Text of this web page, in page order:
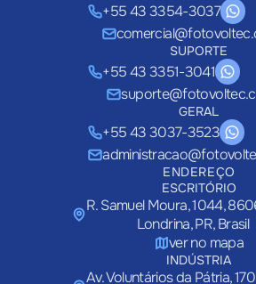
+55 43 3354-3037
SUPORTE
+55 43 3351-3041
GERAL
+55 43 3037-3523
ENDEREÇO
ESCRITÓRIO
R. Samuel Moura, 1044,
Londrina, PR, Brasil
ver no mapa
INDÚSTRIA
Av. Voluntários da Pátria,